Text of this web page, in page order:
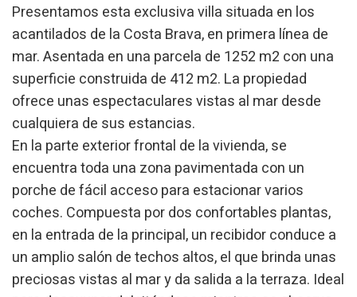
Presentamos esta exclusiva villa situada en los
acantilados de la Costa Brava, en primera línea de
mar. Asentada en una parcela de 1252 m2 con una
superficie construida de 412 m2. La propiedad
ofrece unas espectaculares vistas al mar desde
cualquiera de sus estancias.
En la parte exterior frontal de la vivienda, se
encuentra toda una zona pavimentada con un
porche de fácil acceso para estacionar varios
coches. Compuesta por dos confortables plantas,
en la entrada de la principal, un recibidor conduce a
un amplio salón de techos altos, el que brinda unas
preciosas vistas al mar y da salida a la terraza. Ideal